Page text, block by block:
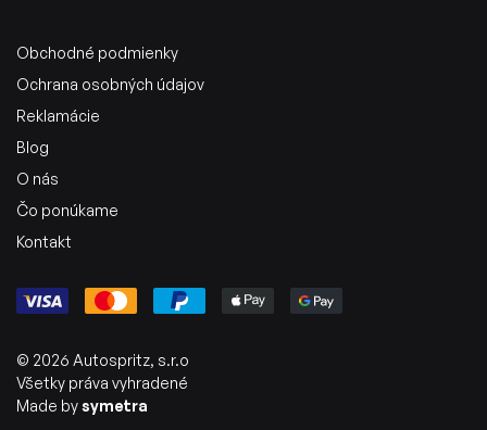
Obchodné podmienky
Ochrana osobných údajov
Reklamácie
Blog
O nás
Čo ponúkame
Kontakt
© 2026 Autospritz, s.r.o
Všetky práva vyhradené
Made bysymetra